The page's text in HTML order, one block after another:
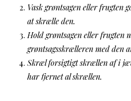
Vask grøntsagen eller frugten
at skrælle den.
Hold grøntsagen eller frugten
grøntsagsskrælleren med den
Skræl forsigtigt skrællen af i
har fjernet al skrællen.